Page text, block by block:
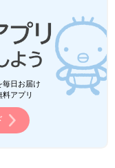
日お届け
アプリ